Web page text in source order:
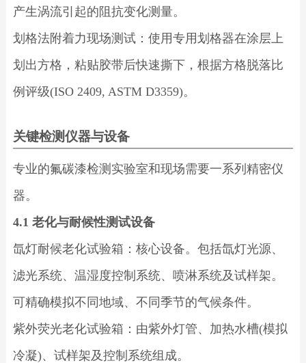
产生涡流引起的阻抗变化测量。
划格法附着力现场测试：使用专用划格器在涂层上
划出方格，粘贴胶带后快速撕下，根据方格脱落比
例评级(ISO 2409, ASTM D3359)。
关键检测仪器与设备
专业的氟碳漆检测实验室和现场需要一系列精密仪
器。
4.1 老化与耐候性测试设备
氙灯耐候老化试验箱：核心设备。包括氙灯光源、
滤光系统、温湿度控制系统、喷淋系统及试样架。
可精确模拟不同地域、不同季节的气候条件。
紫外荧光老化试验箱：由紫外灯管、加热水槽(模拟
冷凝)、试样架及控制系统组成。